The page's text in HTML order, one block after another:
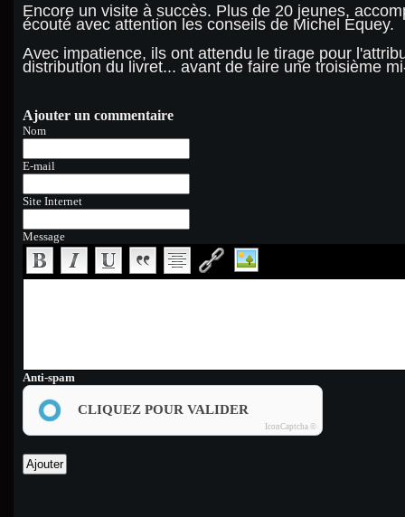
Encore un visite à succès. Plus de 20 jeunes,
écouté avec attention les conseils de Michel Equey.
Avec impatience, ils ont attendu le tirage pour
distribution du livret... avant de faire une troisième
Ajouter un commentaire
Nom
E-mail
Site Internet
Message
Anti-spam
CLIQUEZ POUR VALIDER
IconCaptcha ©